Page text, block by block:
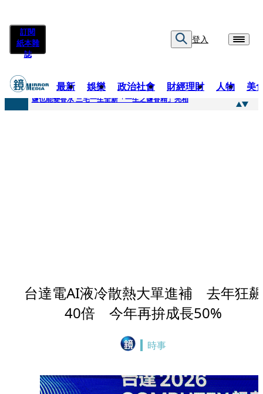
訂閱
紙本雜
誌
登入
最新 娛樂 政治社會 財經理財 人物 美
快訊
鹽也能變香水 三宅一生全新「一生之鹽香精」亮相
台達電AI液冷散熱大單進補 去年狂飆
40倍 今年再拚成長50%
時事